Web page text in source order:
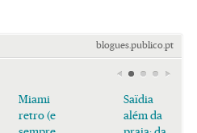
blogues.publico.pt
Miami
retro (e
Saïdia
além da